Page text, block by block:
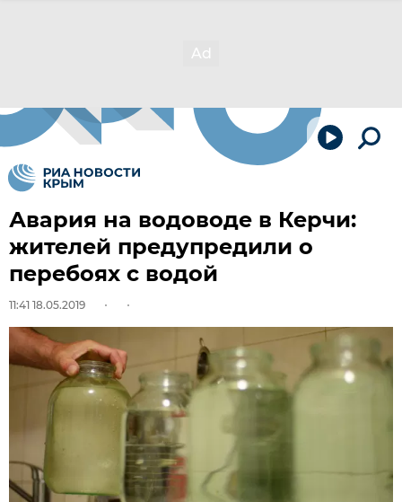
Авария на водоводе в Керчи:
жителей предупредили о
перебоях с водой
11:41 18.05.2019